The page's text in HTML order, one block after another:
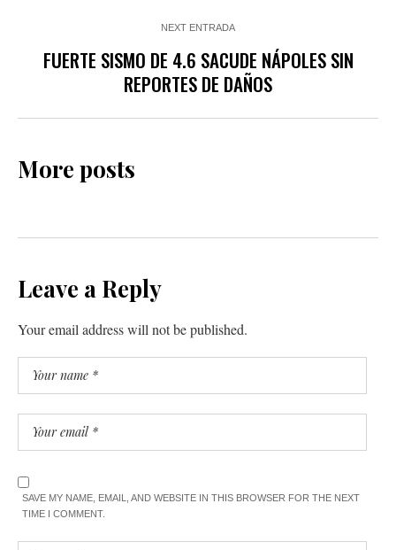
NEXT ENTRADA
FUERTE SISMO DE 4.6 SACUDE NÁPOLES SIN
REPORTES DE DAÑOS
More posts
Leave a Reply
Your email address will not be published.
SAVE MY NAME, EMAIL, AND WEBSITE IN THIS BROWSER FOR THE NEXT
TIME I COMMENT.